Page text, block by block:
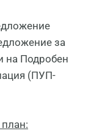
за
на Подробен
(ПУП-